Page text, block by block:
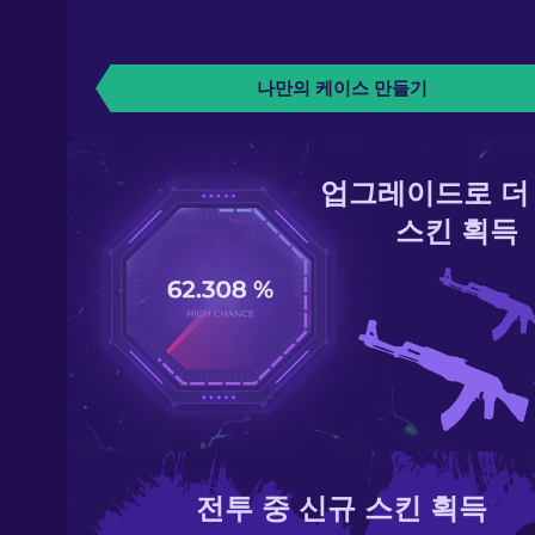
나만의 케이스 만들기
업그레이드로
스킨 획득
전투 중 신규 스킨 획득